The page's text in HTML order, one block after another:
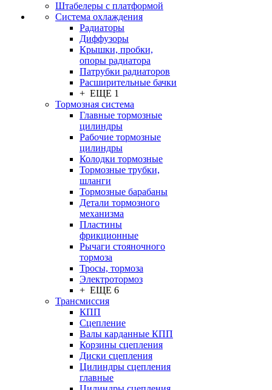
Штабелеры с платформой
Система охлаждения
Радиаторы
Диффузоры
Крышки, пробки,
опоры радиатора
Патрубки радиаторов
Расширительные бачки
+ ЕЩЕ 1
Тормозная система
Главные тормозные
цилиндры
Рабочие тормозные
цилиндры
Колодки тормозные
Тормозные трубки,
шланги
Тормозные барабаны
Детали тормозного
механизма
Пластины
фрикционные
Рычаги стояночного
тормоза
Тросы, тормоза
Электротормоз
+ ЕЩЕ 6
Трансмиссия
КПП
Сцепление
Валы карданные КПП
Корзины сцепления
Диски сцепления
Цилиндры сцепления
главные